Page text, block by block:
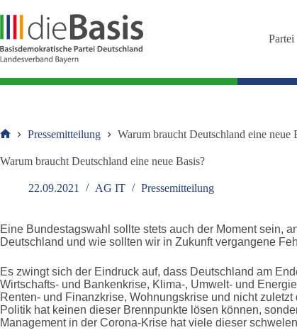
Inhalt
springen
Partei
Pressemitteilung Warum braucht Deutschland eine neue
Warum braucht Deutschland eine neue Basis?
22.09.2021 AG IT Pressemitteilung
Eine Bundestagswahl sollte stets auch der Moment sein,
Deutschland und wie sollten wir in Zukunft vergangene
Es zwingt sich der Eindruck auf, dass Deutschland am
Wirtschafts- und Bankenkrise, Klima-, Umwelt- und
Renten- und Finanzkrise, Wohnungskrise und nicht
Politik hat keinen dieser Brennpunkte lösen können,
Management in der Corona-Krise hat viele dieser